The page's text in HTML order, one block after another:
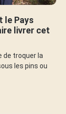
le Pays
livrer cet
de troquer la
les pins ou